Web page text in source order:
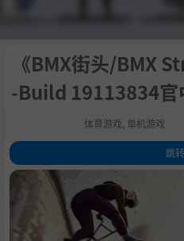
《BMX街头/BMX
-Build 19113834官
体育游戏 单机游戏
跳
1.关于这款游戏
革命性的控制
物理学与众不同
4 .无尽的定制